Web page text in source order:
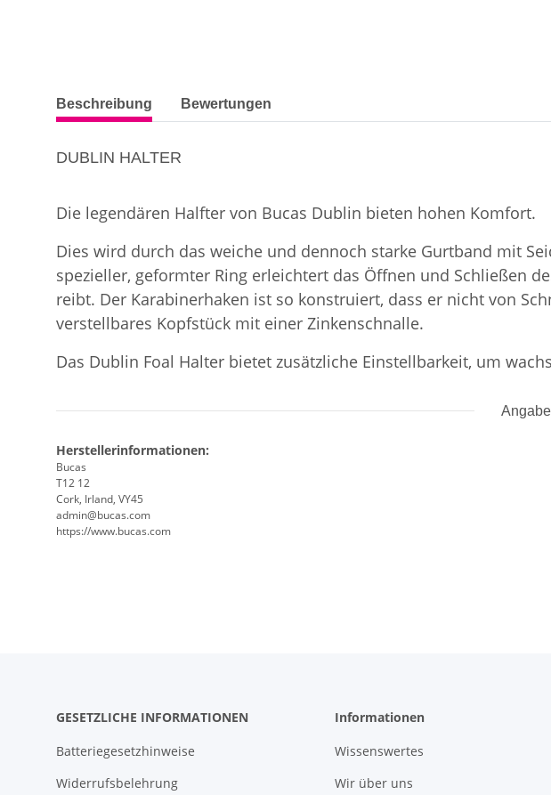
weitere Registerkarten anzeigen
Beschreibung Bewertungen
DUBLIN HALTER
Die legendären Halfter von Bucas Dublin bieten hohen Komfort.
Dies wird durch das weiche und dennoch starke Gurtband mit
spezieller, geformter Ring erleichtert das Öffnen und Schließen
reibt. Der Karabinerhaken ist so konstruiert, dass er nicht von
verstellbares Kopfstück mit einer Zinkenschnalle.
Das Dublin Foal Halter bietet zusätzliche Einstellbarkeit, um
Herstellerinformationen:
Bucas
T12 12
Cork, Irland, VY45
admin@bucas.com
https://www.bucas.com
GESETZLICHE INFORMATIONEN
Batteriegesetzhinweise
Widerrufsbelehrung
Informationen
Wissenswertes
Wir über uns